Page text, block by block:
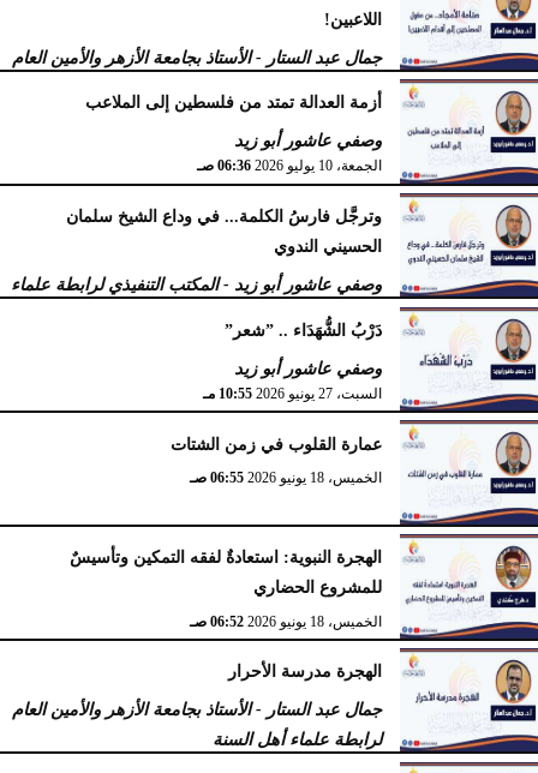
اللاعبين!
جمال عبد الستار - الأستاذ بجامعة الأزهر والأمين العام
لرابطة علماء أهل السنة
الأربعاء، 15 يوليو 2026 09:08 صـ
أزمة العدالة تمتد من فلسطين إلى الملاعب
وصفي عاشور أبو زيد
الجمعة، 10 يوليو 2026 06:36 صـ
وترجَّل فارسُ الكلمة... في وداع الشيخ سلمان
الحسيني الندوي
وصفي عاشور أبو زيد - المكتب التنفيذي لرابطة علماء
أهل السنّة
الخميس، 2 يوليو 2026 05:32 مـ
دَرْبُ الشُّهَدَاء .. ”شعر”
وصفي عاشور أبو زيد
السبت، 27 يونيو 2026 10:55 مـ
عمارة القلوب في زمن الشتات
الخميس، 18 يونيو 2026 06:55 صـ
الهجرة النبوية: استعادةٌ لفقه التمكين وتأسيسٌ
للمشروع الحضاري
الخميس، 18 يونيو 2026 06:52 صـ
الهجرة مدرسة الأحرار
جمال عبد الستار - الأستاذ بجامعة الأزهر والأمين العام
لرابطة علماء أهل السنة
الثلاثاء، 16 يونيو 2026 10:22 صـ